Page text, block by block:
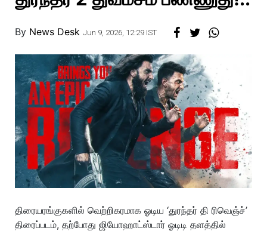
Photos
Story
By News Desk Jun 9, 2026, 12:29 IST
திரையரங்குகளில் வெற்றிகரமாக ஓடிய ‘துரந்தர் தி ரிவெஞ்ச்’
திரைப்படம், தற்போது ஜியோஹாட்ஸ்டார் ஓடிடி தளத்தில்